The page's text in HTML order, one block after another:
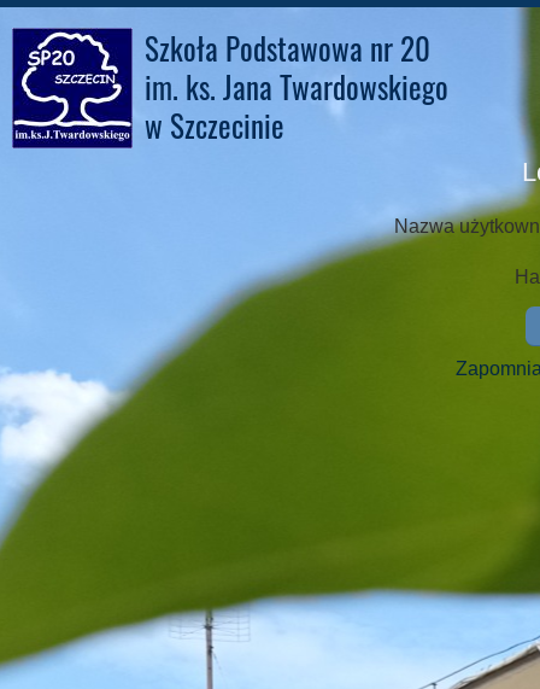
Szkoła Podstawowa nr 20
im. ks. Jana Twardowskiego
w Szczecinie
Nazwa